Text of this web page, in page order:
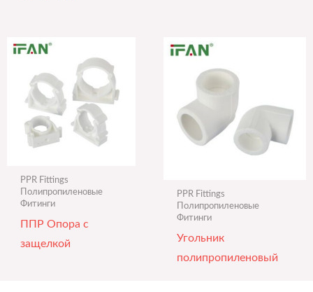
PPR Fittings
Полипропиленовые
Фитинги
ППР Опора с
защелкой
PPR Fittings
Полипропиленовые
Фитинги
Угольник
полипропиленовый